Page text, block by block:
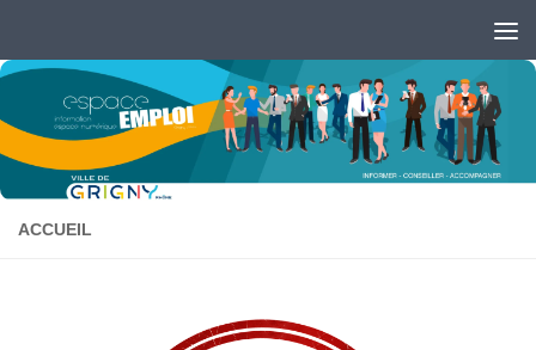
Ouvrir la barre d’outils
ACCUEIL